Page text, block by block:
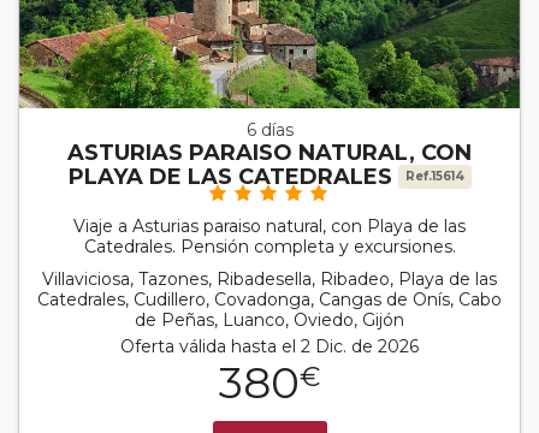
6 días
ASTURIAS PARAISO NATURAL, CON
PLAYA DE LAS CATEDRALES
Ref.15614
Viaje a Asturias paraiso natural, con Playa de las
Catedrales. Pensión completa y excursiones.
Villaviciosa, Tazones, Ribadesella, Ribadeo, Playa de las
Catedrales, Cudillero, Covadonga, Cangas de Onís, Cabo
de Peñas, Luanco, Oviedo, Gijón
Oferta válida hasta el 2 Dic. de 2026
380€